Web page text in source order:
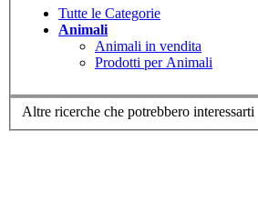
Tutte le Categorie
Animali
Animali in vendita
Prodotti per Animali
Altre ricerche che potrebbero interessarti